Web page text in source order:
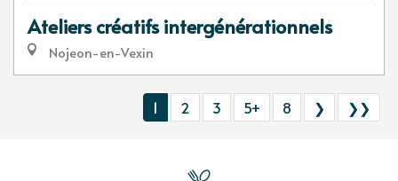
Ateliers créatifs intergénérationnels
Nojeon-en-Vexin
1 2 3 5+ 8 ❯ ❯❯